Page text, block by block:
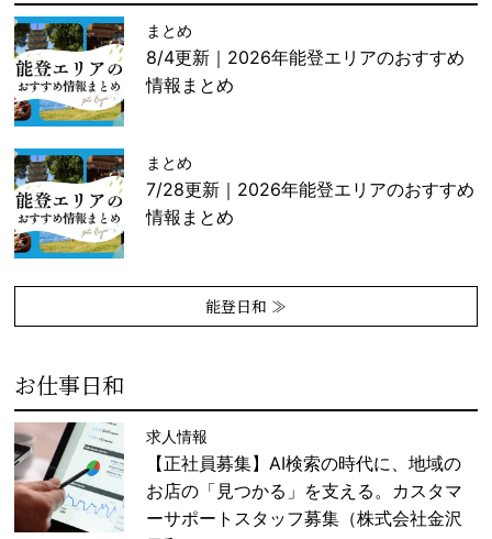
まとめ
8/4更新｜2026年能登エリアのおすすめ
情報まとめ
まとめ
7/28更新｜2026年能登エリアのおすすめ
情報まとめ
能登日和 ≫
お仕事日和
求人情報
【正社員募集】AI検索の時代に、地域の
お店の「見つかる」を支える。カスタマ
ーサポートスタッフ募集（株式会社金沢